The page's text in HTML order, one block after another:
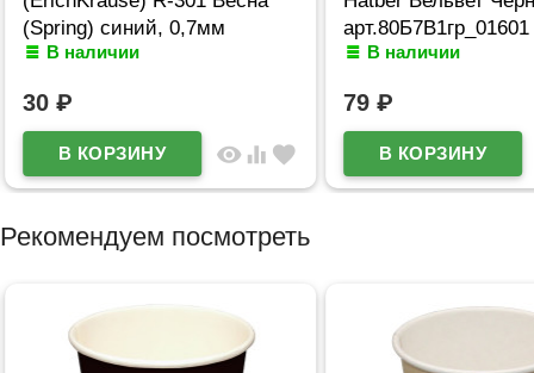
(Spring) синий, 0,7мм
арт.31059 (Ст.50)
В наличии
30 ₽
visibility equalizer favorite
арт.80Б7В1гр_01601
В наличии
79 ₽
Рекомендуем посмотреть